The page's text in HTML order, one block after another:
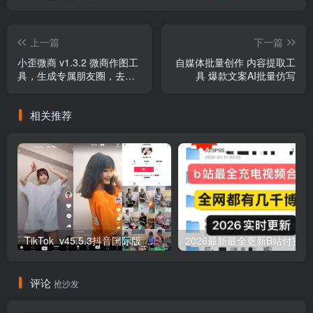
上一篇
小歪微商 v1.3.2 微商作图工
具，生成专属朋友圈，去广
下一篇
自媒体批量创作 内容提取工
具 爆款文案AI批量仿写
相关推荐
TikTok_v45.5.3抖音国际版_免拔卡解锁全球版
评论 抢沙发